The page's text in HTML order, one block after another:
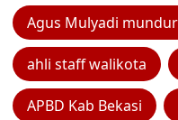
Agus Mulyadi
ahli staff walikota
APBD Kab Bekasi